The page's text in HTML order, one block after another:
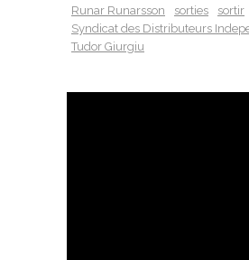
Runar Runarsson
sorties
sortir
Syndicat des Distributeurs
Tudor Giurgiu